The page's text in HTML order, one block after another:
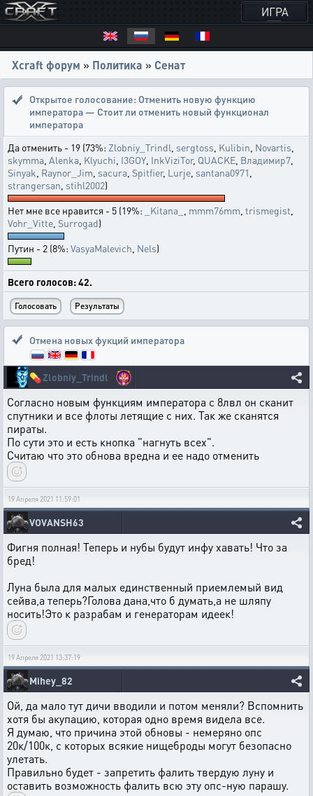
ИГРА
Xcraft форум » Политика » Сенат
Открытое голосование: Отменить новую функцию
императора — Стоит ли отменить новый функционал
императора
Да отменить - 19 (73%: Zlobniy_Trindl sergtoss Kulibin Novartis
skymma Alenka Klyuchi I3GOY InkViziTor, QUACKE Владимир7
Sinyak Raynor_Jim sacura Spitfier, Lurje santana0971
strangersan stihl2002)
Нет мне все нравится - 5 (19%:
_Kitana_ mmm76mm trismegist
Vohr_Vitte Surrogad)
Путин - 2 (8%: VasyaMalevich Nels)
Всего голосов: 42.
Отмена новых фукций императора
💊Zlobniy_Trindl
Согласно новым функциям императора с 8лвл он сканит
спутники и все флоты летящие с них. Так же сканятся
пираты.
По сути это и есть кнопка "нагнуть всех".
Считаю что это обнова вредна и ее надо отменить
19 Апреля 2021 11:59:01
VOVANSH63
Фигня полная! Теперь и нубы будут инфу хавать! Что за
бред!
Луна была для малых единственный приемлемый вид
сейва,а теперь?Голова дана,что б думать,а не шляпу
носить!Это к разрабам и генераторам идеек!
19 Апреля 2021 13:37:19
Mihey_82
Ой, да мало тут дичи вводили и потом меняли? Вспомнить
хотя бы акупацию, которая одно время видела все.
Я думаю, что причина этой обновы - немеряно опс
20к/100к, с которых всякие нищеброды могут безопасно
улетать.
Правильно будет - запретить фалить твердую луну и
оставить возможность фалить всю эту опс-ную парашу.